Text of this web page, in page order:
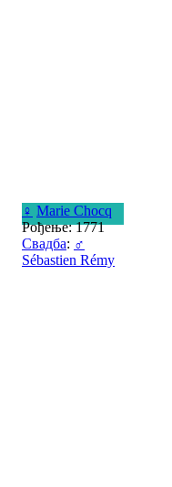
♀ Marie Chocq
Рођење: 1771
Свадба: ♂
Sébastien Rémy